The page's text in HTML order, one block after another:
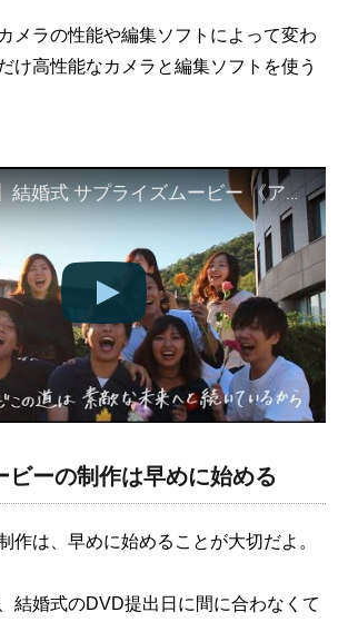
メラの性能や編集ソフトによって変わ
け高性能なカメラと編集ソフトを使う
【新婦号泣!!】結婚式 サプライズムービー 《アンマー/かりゆし58》
ビーの制作は早めに始める
作は、早めに始めることが大切だよ。
結婚式のDVD提出日に間に合わなくて